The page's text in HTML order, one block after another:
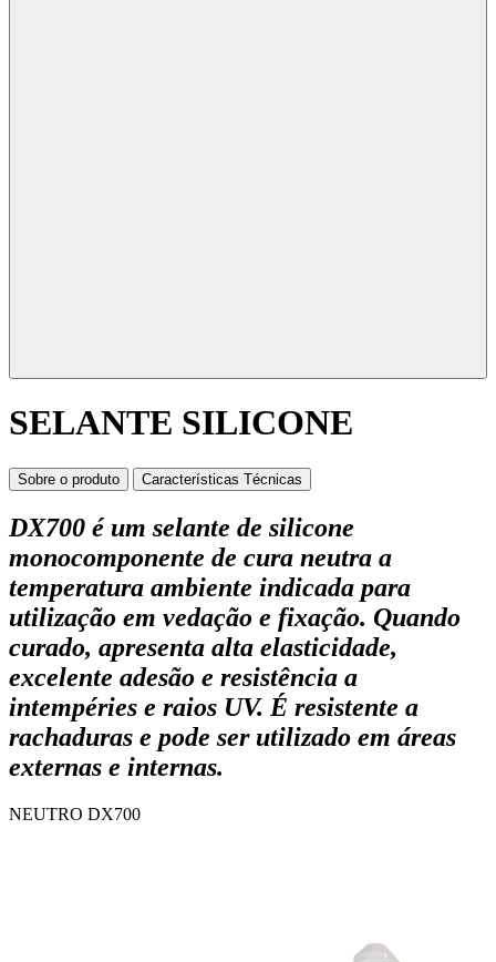
SELANTE SILICONE
Sobre o produto Características Técnicas
DX700 é um selante de silicone
monocomponente de cura neutra a
temperatura ambiente indicada para
utilização em vedação e fixação. Quando
curado, apresenta alta elasticidade,
excelente adesão e resistência a
intempéries e raios UV. É resistente a
rachaduras e pode ser utilizado em áreas
externas e internas.
NEUTRO DX700